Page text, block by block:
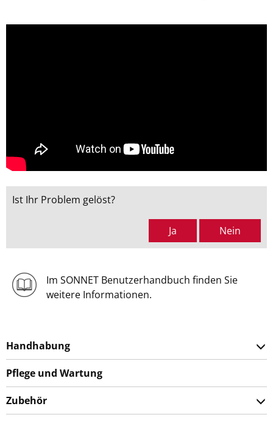
Ist Ihr Problem gelöst?
Ja Nein
Im SONNET Benutzerhandbuch finden Sie
weitere Informationen.
Handhabung
Pflege und Wartung
Zubehör